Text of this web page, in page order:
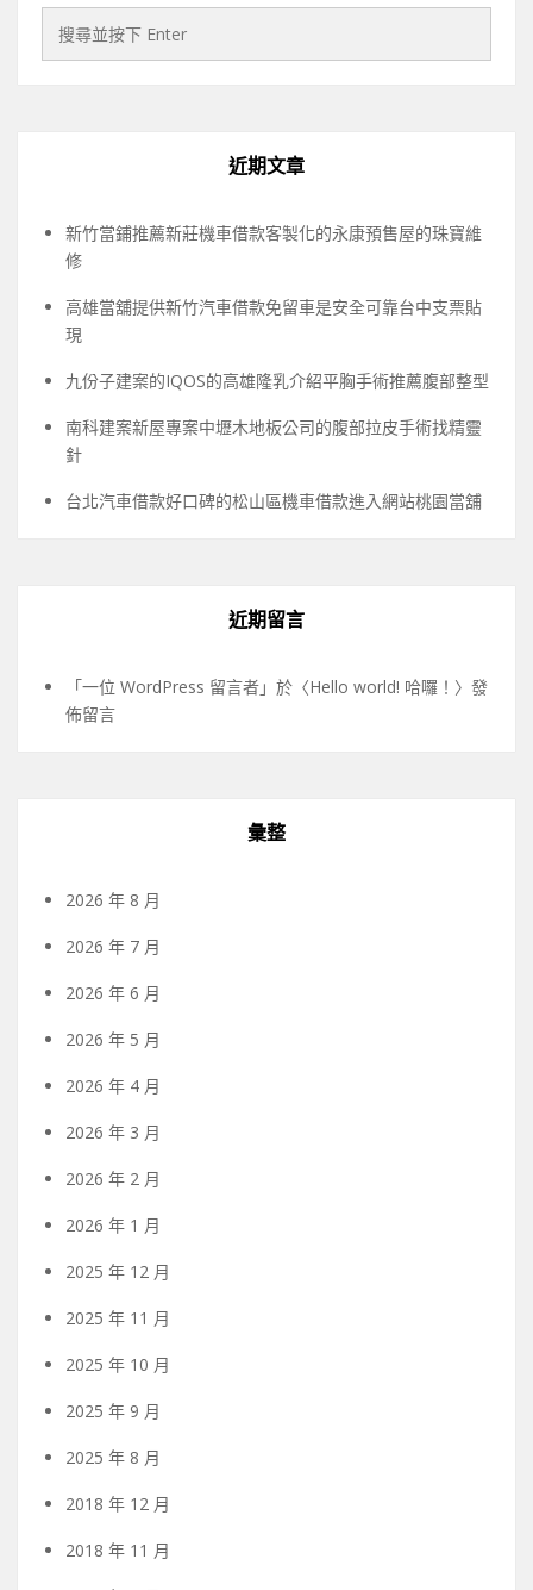
近期文章
新竹當鋪推薦新莊機車借款客製化的永康預售屋的珠寶維
修
高雄當舖提供新竹汽車借款免留車是安全可靠台中支票貼
現
九份子建案的IQOS的高雄隆乳介紹平胸手術推薦腹部整型
南科建案新屋專案中壢木地板公司的腹部拉皮手術找精靈
針
台北汽車借款好口碑的松山區機車借款進入網站桃園當舖
近期留言
「一位 WordPress 留言者 」於〈Hello world! 哈囉！ 〉發
佈留言
彙整
2026 年 8 月
2026 年 7 月
2026 年 6 月
2026 年 5 月
2026 年 4 月
2026 年 3 月
2026 年 2 月
2026 年 1 月
2025 年 12 月
2025 年 11 月
2025 年 10 月
2025 年 9 月
2025 年 8 月
2018 年 12 月
2018 年 11 月